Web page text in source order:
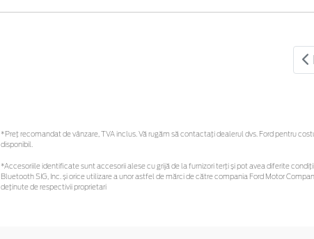
*Preţ recomandat de vânzare, TVA inclus. Vă rugăm să contactaţi dealerul dvs. Ford pentru
disponibil.
*Accesoriile identificate sunt accesorii alese cu grijă de la furnizori terți și pot avea diferite
Bluetooth SIG, Inc. și orice utilizare a unor astfel de mărci de către compania Ford Motor
deținute de respectivii proprietari